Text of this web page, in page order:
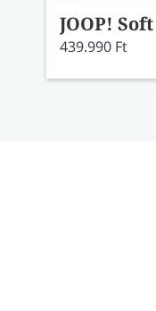
439.990 Ft